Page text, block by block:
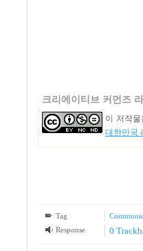
크리에이티브 커먼즈
이 저작물
대한민국
Tag
Response
0